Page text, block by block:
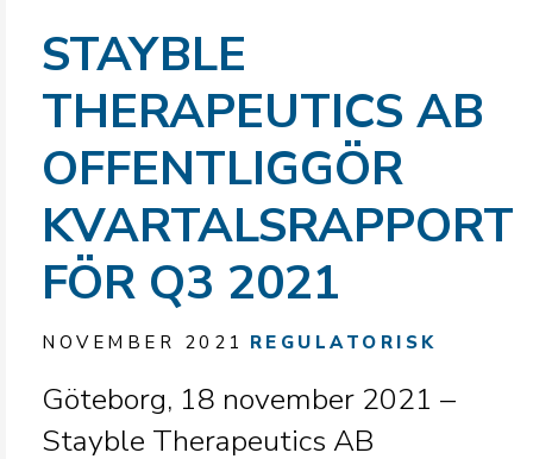
STAYBLE
THERAPEUTICS AB
OFFENTLIGGÖR
KVARTALSRAPPORT
FÖR Q3 2021
NOVEMBER 2021 REGULATORISK
Göteborg, 18 november 2021 –
Stayble Therapeutics AB